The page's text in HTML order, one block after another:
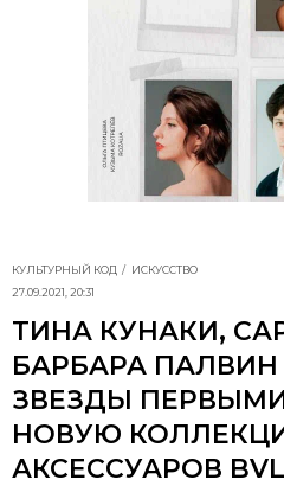
КУЛЬТУРНЫЙ КОД
ИСКУССТВО
27.09.2021, 20:31
ТИНА КУНАКИ,
БАРБАРА ПАЛВИН
ЗВЕЗДЫ
НОВУЮ
АКСЕССУАРОВ